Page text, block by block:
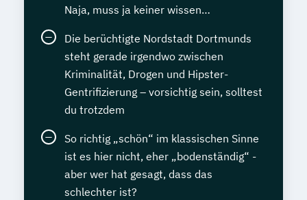
Naja, muss ja keiner wissen…
Die berüchtigte Nordstadt Dortmunds
steht gerade irgendwo zwischen
Kriminalität, Drogen und Hipster-
Gentrifizierung – vorsichtig sein, solltest
du trotzdem
So richtig „schön“ im klassischen Sinne
ist es hier nicht, eher „bodenständig“ -
aber wer hat gesagt, dass das
schlechter ist?